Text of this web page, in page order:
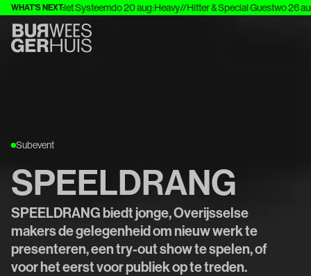
WHAT'S NEXT:
za 8 aug:Het Systeemdo 20 aug:Heavy//Hitter & Special Guestwo 26 aug:
Subevent
SPEELDRANG
SPEELDRANG biedt jonge, Overijsselse
makers de gelegenheid om nieuw werk te
presenteren, een try-out show te spelen, of
voor het eerst voor publiek op te treden.